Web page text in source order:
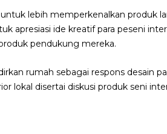
lebih memperkenalkan produk
apresiasi ide kreatif para peseni
pendukung mereka.
rumah sebagai respons desain
lokal disertai diskusi produk seni